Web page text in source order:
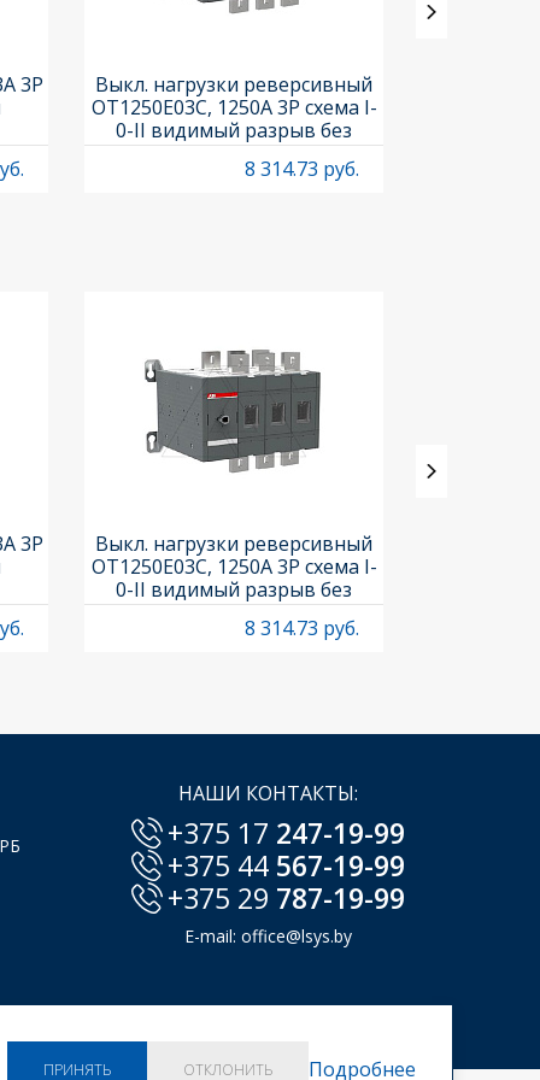
3P
Выкл. нагрузки реверсивный
OT1250E03C, 1250A 3P схема I-
0-II видимый разрыв без
рукоятки
8 314.73 руб.
3P
Выкл. нагрузки реверсивный
OT1250E03C, 1250A 3P схема I-
0-II видимый разрыв без
рукоятки
8 314.73 руб.
НАШИ КОНТАКТЫ:
+375 17 247-19-99
+375 44 567-19-99
+375 29 787-19-99
E-mail: office@lsys.by
ПРИНЯТЬ ОТКЛОНИТЬ Подробнее